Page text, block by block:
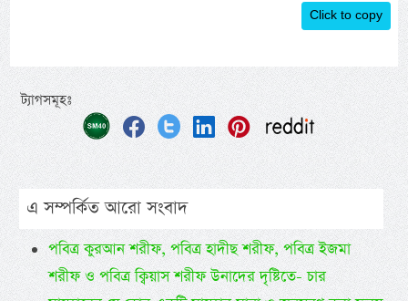
Click to copy
ট্যাগসমূহঃ
এ সম্পর্কিত আরো সংবাদ
পবিত্র কুরআন শরীফ, পবিত্র হাদীছ শরীফ, পবিত্র ইজমা
শরীফ ও পবিত্র ক্বিয়াস শরীফ উনাদের দৃষ্টিতে- চার